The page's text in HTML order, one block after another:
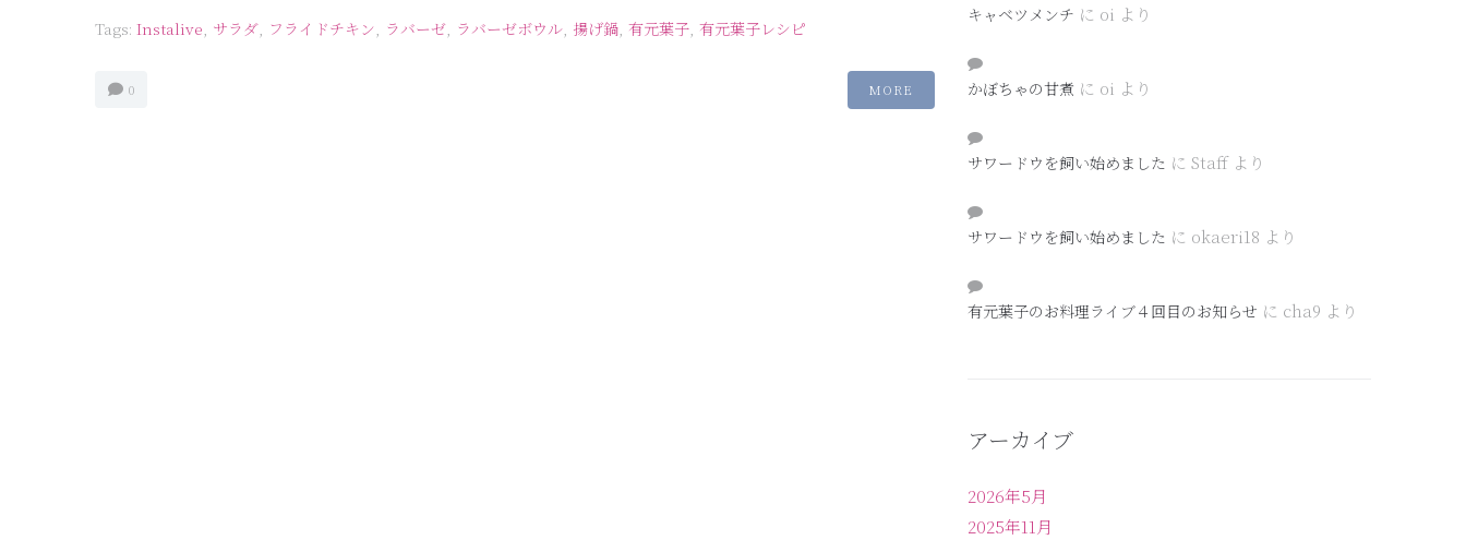
Tags: Instalive サラダ フライドチキン ラバーゼ ラバーゼボウル 揚げ鍋 有元葉子 有元葉子レシピ
0 MORE
キャベツメンチ に oi より
かぼちゃの甘煮 に oi より
サワードウを飼い始めました に Staffより
サワードウを飼い始めました に okaeri18 より
有元葉子のお料理ライブ４回目のお知らせ に cha9 より
アーカイブ
2026年5月
2025年11月